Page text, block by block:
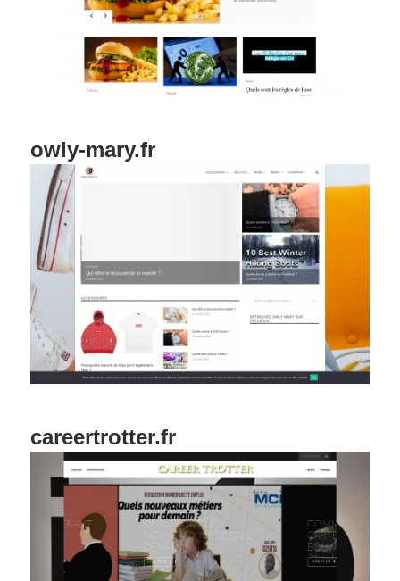
owly-mary.fr
careertrotter.fr